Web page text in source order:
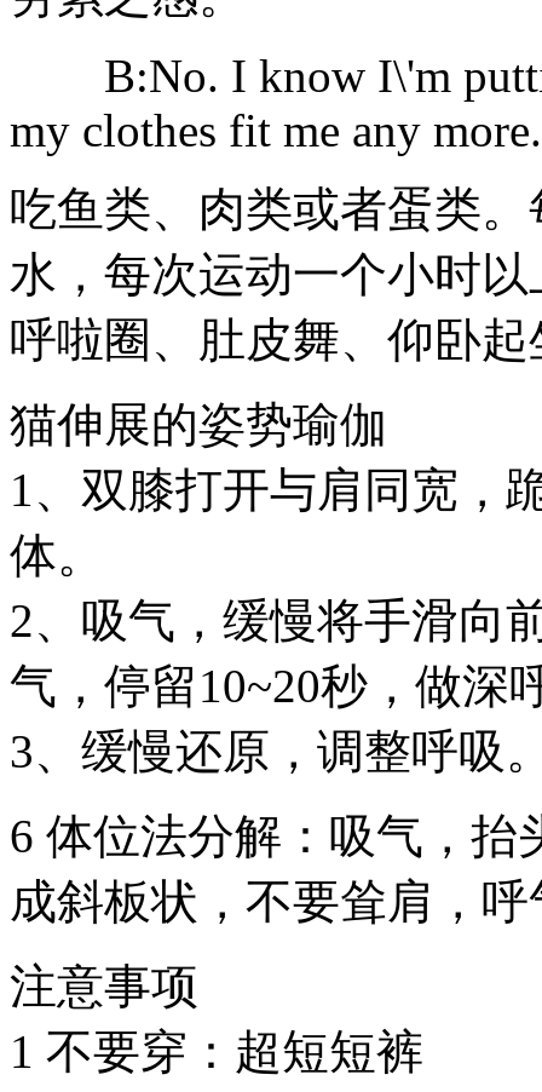
B:No. I know I\'m
my clothes fit me any more.
吃鱼类、肉类或者蛋类
水，每次运动一个小时
呼啦圈、肚皮舞、仰卧起
猫伸展的姿势瑜伽
1、双膝打开与肩同宽，
体。
2、吸气，缓慢将手滑向
气，停留10~20秒，做深
3、缓慢还原，调整呼吸
6 体位法分解：吸气，
成斜板状，不要耸肩，
注意事项
1 不要穿：超短短裤